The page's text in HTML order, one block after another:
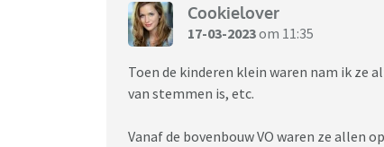
Cookielover
17-03-2023om 11:35
Toen de kinderen klein waren nam ik ze
van stemmen is, etc.
Vanaf de bovenbouw VO waren ze allen